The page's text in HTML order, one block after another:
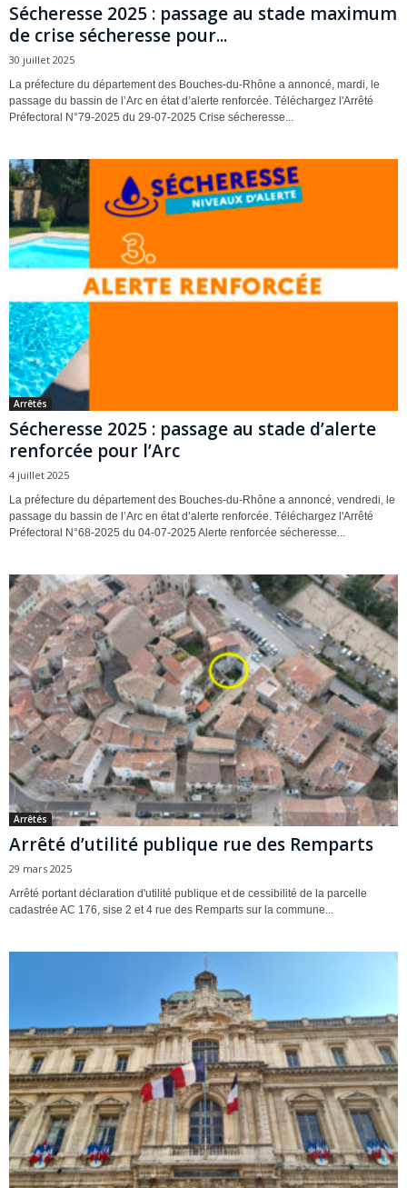
Sécheresse 2025 : passage au stade maximum
de crise sécheresse pour...
30 juillet 2025
La préfecture du département des Bouches-du-Rhône a annoncé, mardi, le
passage du bassin de l’Arc en état d’alerte renforcée. Téléchargez l'Arrêté
Préfectoral N°79-2025 du 29-07-2025 Crise sécheresse...
Arrêtés
Sécheresse 2025 : passage au stade d’alerte
renforcée pour l’Arc
4 juillet 2025
La préfecture du département des Bouches-du-Rhône a annoncé, vendredi, le
passage du bassin de l’Arc en état d’alerte renforcée. Téléchargez l'Arrêté
Préfectoral N°68-2025 du 04-07-2025 Alerte renforcée sécheresse...
Arrêtés
Arrêté d’utilité publique rue des Remparts
29 mars 2025
Arrêté portant déclaration d'utilité publique et de cessibilité de la parcelle
cadastrée AC 176, sise 2 et 4 rue des Remparts sur la commune...